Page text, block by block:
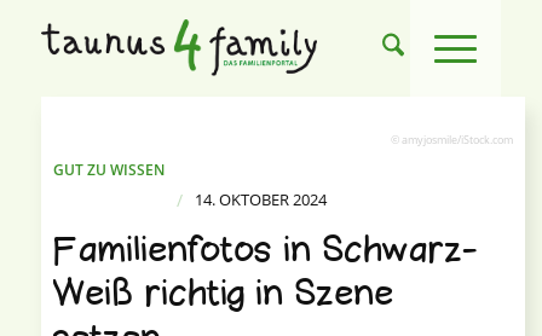
© amyjosmile/iStock.com
GUT ZU WISSEN
/ 14. OKTOBER 2024
Familienfotos in Schwarz-
Weiß richtig in Szene